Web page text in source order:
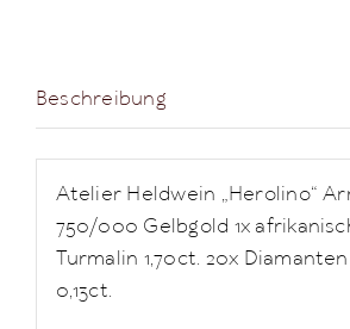
Beschreibung
Atelier Heldwein „Herolino“
750/000 Gelbgold 1x
Turmalin 1,70ct. 20x
0,13ct.